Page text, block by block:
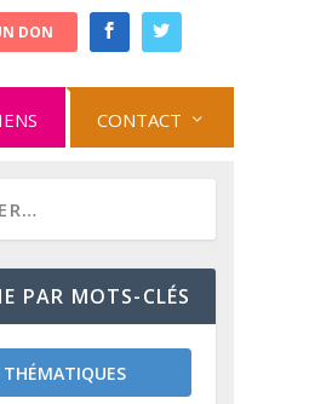
DON
CONTACT
PAR MOTS-CLÉS
THÉMATIQUES